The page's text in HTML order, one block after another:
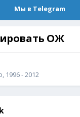
Мы в Telegram
ОЖ
1996 - 2012